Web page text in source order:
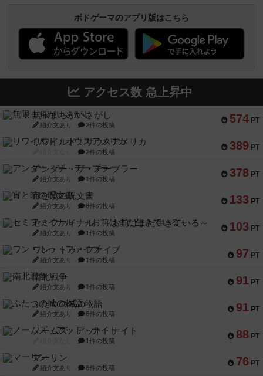
ボドゲーマのアプリ版はこちら
アクセス数 急上昇中
574 PT
無限まちがいさがし
紹介文あり 2件の投稿
389 PT
リワイルド：サウスアメリカ
2件の投稿
378 PT
アンダー・ザ・テーブラー
紹介文あり 1件の投稿
133 PT
宵と暁の呪文書
紹介文あり 8件の投稿
103 PT
セミファイナル ～お前はまだ生きている～
紹介文あり 1件の投稿
97 PT
ワン・トゥ・ファイブ
紹介文あり 1件の投稿
91 PT
南北戦争
紹介文あり 1件の投稿
91 PT
ふたつの城の物語
紹介文あり 6件の投稿
88 PT
ノームズ・アット・ナイト
1件の投稿
76 PT
マーリン
紹介文あり 6件の投稿